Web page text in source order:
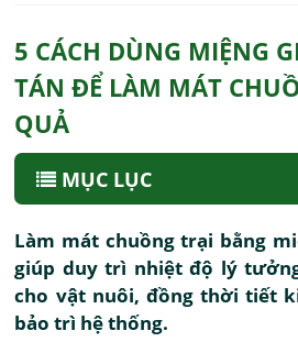
5 CÁCH DÙNG MIỆNG
TÁN ĐỂ LÀM MÁT
QUẢ
MỤC LỤC
Làm mát chuồng trại bằng
giúp duy trì nhiệt độ lý
cho vật nuôi, đồng thời tiết
bảo trì hệ thống.